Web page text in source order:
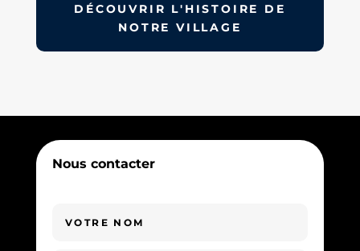
DÉCOUVRIR L'HISTOIRE DE
NOTRE VILLAGE
Nous contacter